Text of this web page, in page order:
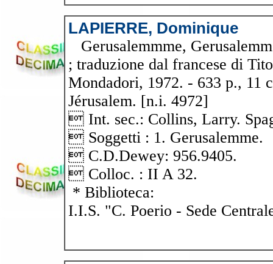
LAPIERRE, Dominique
Gerusalemmme,
; traduzione dal francese di
Mondadori, 1972. - 633 p., 11
Jérusalem. [n.i. 4972]
 Int. sec.: Collins, Larry.
 Soggetti : 1. Gerusalemme.
 C.D.Dewey: 956.9405.
 Colloc. : II A 32.
* Biblioteca:
I.I.S. "C. Poerio - Sede